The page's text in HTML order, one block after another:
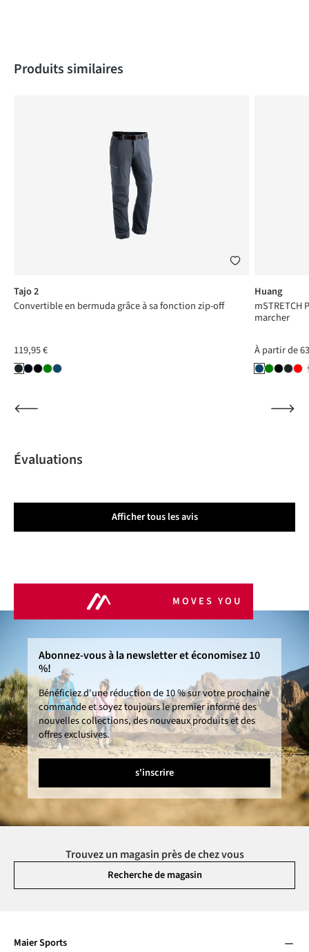
Produktgalerie überspringen
Produits similaires
Tajo 2
Convertible en bermuda grâce à sa fonction zip-off
119,95 €
Huang
marcher
À partir de
Évaluations
Afficher tous les avis
MOVES YOU
Abonnez-vous à la newsletter et économisez 10
%!
Bénéficiez d'une réduction de 10 % sur votre prochaine
commande et soyez toujours le premier informé des
nouvelles collections, des nouveaux produits et des
offres exclusives.
s'inscrire
Trouvez un magasin près de chez vous
Recherche de magasin
Maier Sports